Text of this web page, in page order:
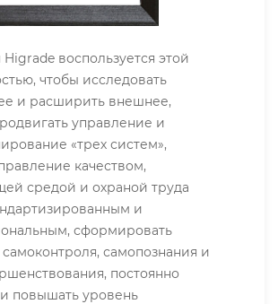
воспользуется этой
чтобы исследовать
и расширить внешнее,
управление и
«трех систем»,
качеством,
средой и охраной труда
и
сформировать
самопознания и
постоянно
повышать уровень